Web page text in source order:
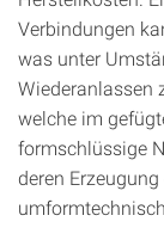
Verbindungen
was unter
Wiederanlassen
welche im
formschlüssige
deren